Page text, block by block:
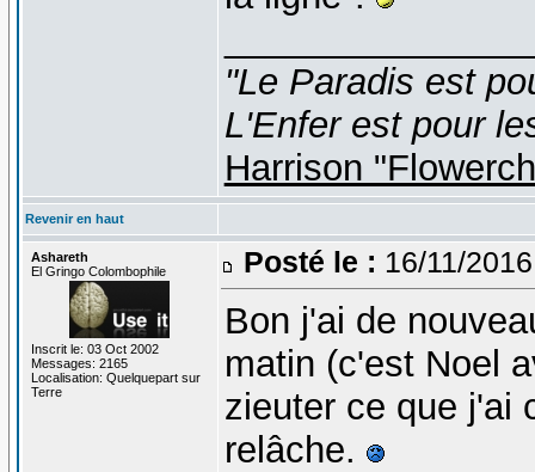
"Le Paradis est
L'Enfer est pour
Harrison
Revenir en haut
Ashareth
El Gringo Colombophile
Inscrit le: 03 Oct 2002
Messages: 2165
Localisation: Quelquepart sur
Terre
Posté le : 16/11/
Bon j'ai de
matin (c'est Noel
zieuter ce que j'ai
relâche.